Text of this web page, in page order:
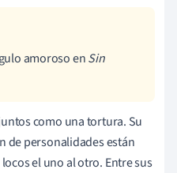
amoroso enSin
como una tortura. Su
de personalidades están
el uno al otro. Entre sus